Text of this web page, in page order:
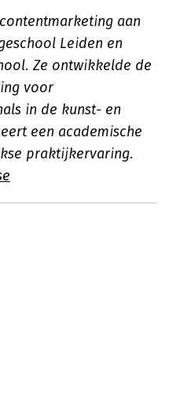
aan
Leiden en
Ze ontwikkelde de
voor
in de kunst- en
een academische
praktijkervaring.